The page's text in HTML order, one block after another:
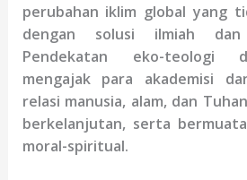
perubahan iklim global yang
dengan solusi ilmiah
Pendekatan eko-teologi
mengajak para akademisi
relasi manusia, alam, dan
berkelanjutan, serta
moral-spiritual.